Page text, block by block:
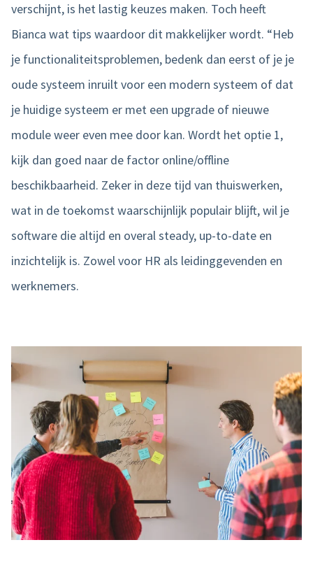
verschijnt, is het lastig keuzes maken. Toch heeft
Bianca wat tips waardoor dit makkelijker wordt. “Heb
je functionaliteitsproblemen, bedenk dan eerst of je je
oude systeem inruilt voor een modern systeem of dat
je huidige systeem er met een upgrade of nieuwe
module weer even mee door kan. Wordt het optie 1,
kijk dan goed naar de factor online/offline
beschikbaarheid. Zeker in deze tijd van thuiswerken,
wat in de toekomst waarschijnlijk populair blijft, wil je
software die altijd en overal steady, up-to-date en
inzichtelijk is. Zowel voor HR als leidinggevenden en
werknemers.